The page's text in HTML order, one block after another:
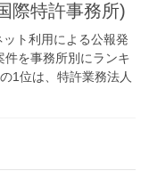
際特許事務所)
ト利用による公報発
を事務所別にランキ
1位は、特許業務法人